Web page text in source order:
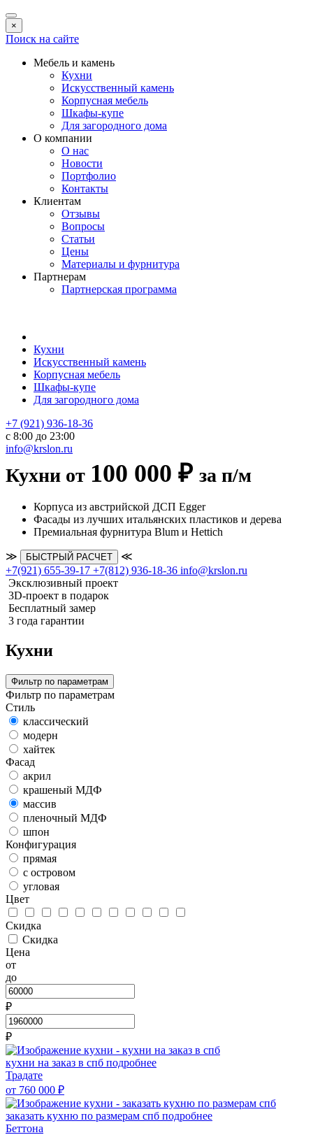
×
Поиск на сайте
Мебель и камень
Кухни
Искусственный камень
Корпусная мебель
Шкафы-купе
Для загородного дома
О компании
О нас
Новости
Портфолио
Контакты
Клиентам
Отзывы
Вопросы
Статьи
Цены
Материалы и фурнитура
Партнерам
Партнерская программа
Кухни
Искусственный камень
Корпусная мебель
Шкафы-купе
Для загородного дома
+7 (921) 936-18-36
с 8:00 до 23:00
info@krslon.ru
Кухни от 100 000 ₽ за п/м
Корпуса из австрийской ДСП Egger
Фасады из лучших итальянских пластиков и дерева
Премиальная фурнитура Blum и Hettich
≫ БЫСТРЫЙ РАСЧЕТ
≪
+7(921) 655-39-17 +7(812) 936-18-36 info@krslon.ru
Эксклюзивный проект
3D-проект в подарок
Бесплатный замер
3 года гарантии
Кухни
Фильтр по параметрам
Фильтр по параметрам
Стиль
классический
модерн
хайтек
Фасад
акрил
крашеный МДФ
массив
пленочный МДФ
шпон
Конфигурация
прямая
с островом
угловая
Цвет
Скидка
Скидка
Цена
от
до
₽
₽
кухни на заказ в спб подробнее
Традате
от 760 000 ₽
заказать кухню по размерам спб подробнее
Беттона